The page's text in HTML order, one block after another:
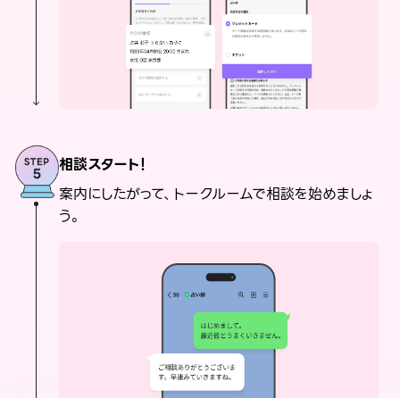
相談スタート！
案内にしたがって、トークルームで相談を始めましょ
う。